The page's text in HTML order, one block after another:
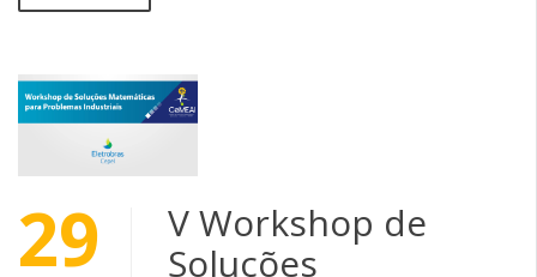
29
V Workshop de
Soluções